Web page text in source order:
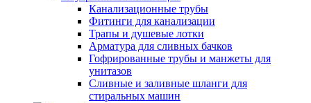
Канализационные трубы
Фитинги для канализации
Трапы и душевые лотки
Арматура для сливных бачков
Гофрированные трубы и манжеты для
унитазов
Сливные и заливные шланги для
стиральных машин